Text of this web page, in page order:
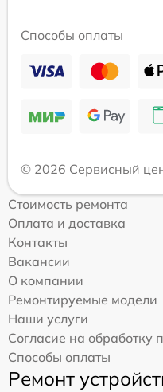
Способы оплаты
© 2026 Сервисный
Стоимость ремонта
Оплата и доставка
Контакты
Вакансии
О компании
Ремонтируемые модели
Наши услуги
Согласие на
Способы оплаты
Ремонт